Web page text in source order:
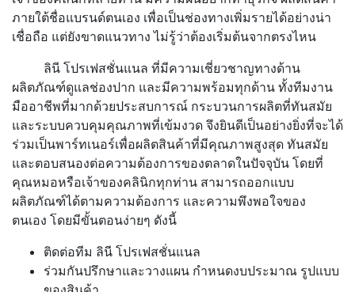
ภายใต้ชื่อแบรนด์ตนเอง เพื่อเป็นช่องทางเพิ่มรายได้อย่างน่า
เชื่อถือ แต่ยังขาดแนวทาง ไม่รู้ว่าต้องเริ่มต้นจากตรงไหน
ลินี โปรเฟสชั่นแนล ที่มีความเชี่ยวชาญทางด้าน
ผลิตภัณฑ์ดูแลช่องปาก และมีความพร้อมทุกด้าน ทั้งทีมงาน
มืออาชีพที่มากด้วยประสบการณ์ กระบวนการผลิตที่ทันสมัย
และระบบควบคุมคุณภาพที่เข้มงวด จึงยินดีเป็นอย่างยิ่งที่จะได้
ร่วมเป็นพาร์ทเนอร์เพื่อผลิตสินค้าที่มีคุณภาพสูงสุด ทันสมัย
และตอบสนองต่อความต้องการของตลาดในปัจจุบัน โดยที่
คุณหมอหรือเจ้าของคลินิกทุกท่าน สามารถออกแบบ
ผลิตภัณฑ์ได้ตามความต้องการ และความพึงพอใจของ
ตนเอง โดยมีขั้นตอนง่ายๆ ดังนี้
ติดต่อทีม ลินี โปรเฟสชั่นแนล
ร่วมกันปรึกษาและวางแผน กำหนดงบประมาณ รูปแบบ